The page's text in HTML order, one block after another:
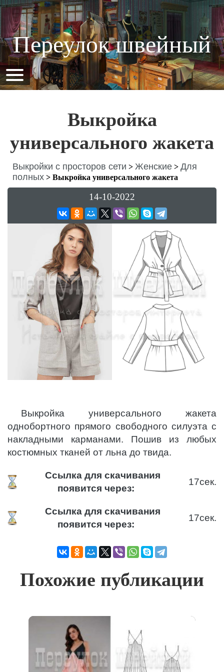
Переулок швейный
Выкройка
универсального жакета
Выкройки с просторов сети > Женские > Для
полных > Выкройка универсального жакета
14-10-2022
Выкройка универсального жакета
однобортного прямого свободного силуэта с
накладными карманами. Пошив из любых
костюмных тканей от льна до твида.
Ссылка для скачивания
появится через:
17сек.
Ссылка для скачивания
появится через:
17сек.
Похожие публикации